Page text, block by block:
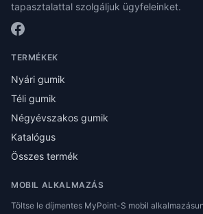
tapasztalattal szolgáljuk ügyfeleinket.
TERMÉKEK
Nyári gumik
Téli gumik
Négyévszakos gumik
Katalógus
Összes termék
MOBIL ALKALMAZÁS
Töltse le díjmentes MyPoint-S mobil